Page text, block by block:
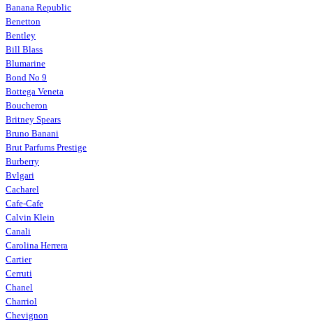
Banana Republic
Benetton
Bentley
Bill Blass
Blumarine
Bond No 9
Bottega Veneta
Boucheron
Britney Spears
Bruno Banani
Brut Parfums Prestige
Burberry
Bvlgari
Cacharel
Cafe-Cafe
Calvin Klein
Canali
Carolina Herrera
Cartier
Cerruti
Chanel
Charriol
Chevignon